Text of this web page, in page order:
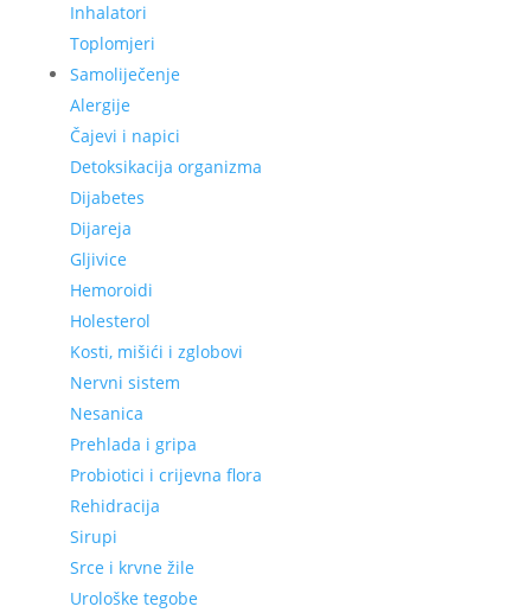
Inhalatori
Toplomjeri
Samoliječenje
Alergije
Čajevi i napici
Detoksikacija organizma
Dijabetes
Dijareja
Gljivice
Hemoroidi
Holesterol
Kosti, mišići i zglobovi
Nervni sistem
Nesanica
Prehlada i gripa
Probiotici i crijevna flora
Rehidracija
Sirupi
Srce i krvne žile
Urološke tegobe